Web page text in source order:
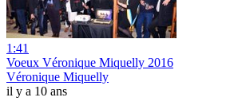
1:41
Voeux Véronique Miquelly 2016
Véronique Miquelly
il y a 10 ans